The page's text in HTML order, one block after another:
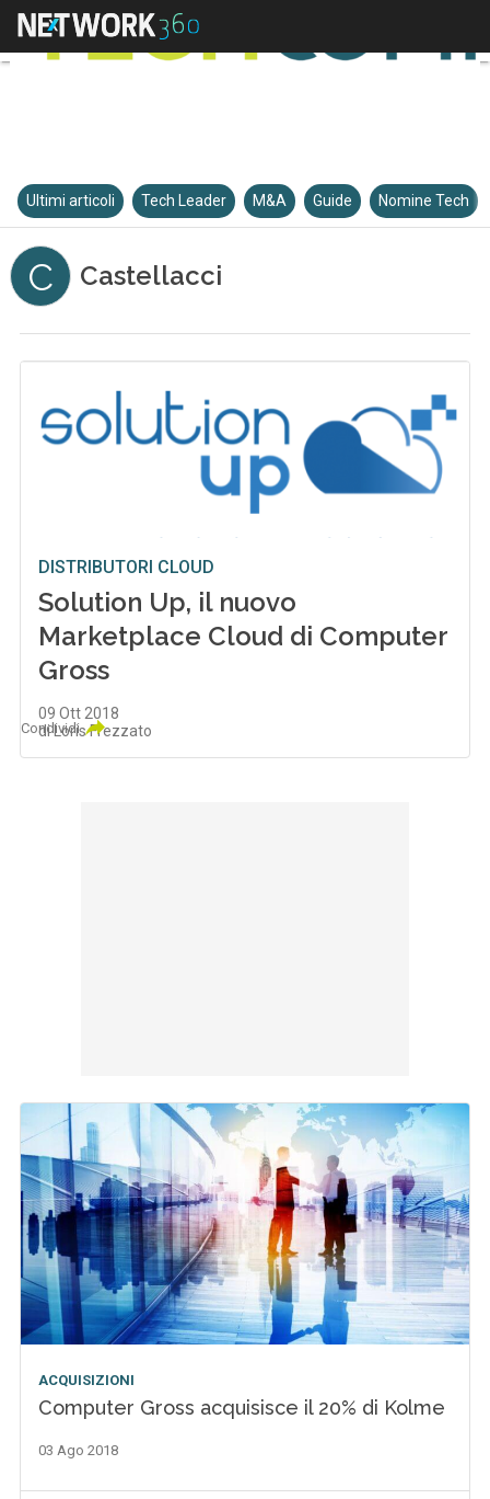
Ultimi articoli Tech Leader M&A Guide Nomine Tech
C Castellacci
DISTRIBUTORI CLOUD
Solution Up, il nuovo
Marketplace Cloud di Computer
Gross
09 Ott 2018
di Loris Frezzato
Condividi
ACQUISIZIONI
Computer Gross acquisisce il 20% di Kolme
03 Ago 2018